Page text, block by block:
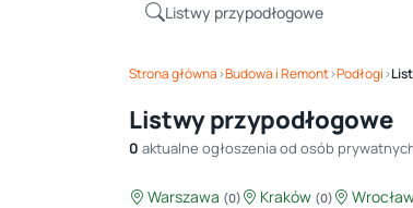
Strona główna›Budowa i Remont›Podłogi›
Listwy przypodłogowe
0 aktualne ogłoszenia od osób
Warszawa (0) Kraków (0)